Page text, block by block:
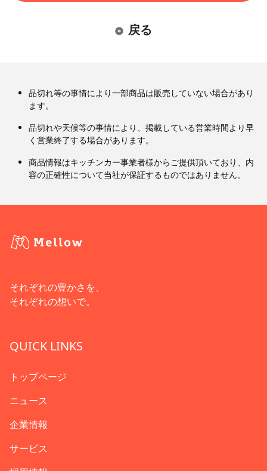
戻る
品切れ等の事情により一部商品は販売していない場合があり
ます。
品切れや天候等の事情により、掲載している営業時間より早
く営業終了する場合があります。
商品情報はキッチンカー事業者様からご提供頂いており、内
容の正確性について当社が保証するものではありません。
それぞれの豊かさを、
それぞれの想いで。
QUICK LINKS
トップページ
ニュース
企業情報
サービス